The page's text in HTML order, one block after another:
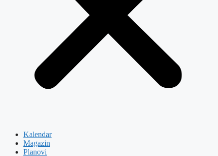
Kalendar
Magazin
Planovi